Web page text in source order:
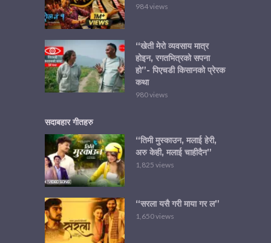
984 views
“खेती मेरो व्यवसाय मात्र
होइन, रगतभित्रको सपना
हो”- पिएचडी किसानको प्रेरक
कथा
980 views
सदाबहार गीतहरु
“तिमी मुस्काउन, मलाई हेरी,
अरु केही, मलाई चाहीदैन”
1,825 views
“सरला यसै गरी माया गर ल”
1,650 views